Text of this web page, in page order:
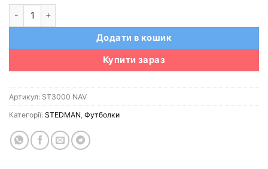
Додати в кошик
Купити зараз
Артикул: ST3000 NAV
Категорії: STEDMAN, Футболки